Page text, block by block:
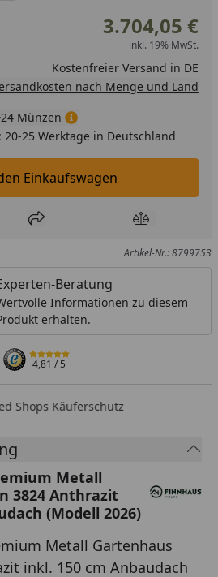
3.704,05 €
inkl. 19% MwSt.
Kostenfreier Versand in DE
nach Menge und Land
Münzen
20-25 Werktage in Deutschland
In den Einkaufswagen legen
Einkaufswagen
hinzufügen
Teilen Produkt
Artikel-Nr.: 8799753
Beratung
Informationen zu diesem
erhalten.
4,81/ 5
Shops Käuferschutz
Metall
3824 Anthrazit
(Modell 2026)
Metall Gartenhaus
inkl. 150 cm Anbaudach